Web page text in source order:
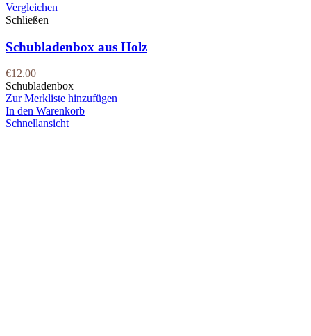
Vergleichen
Schließen
Schubladenbox aus Holz
€12.00
Schubladenbox
Zur Merkliste hinzufügen
In den Warenkorb
Schnellansicht